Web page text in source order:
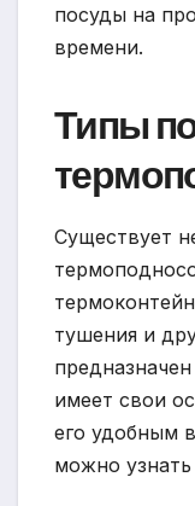
посуды на
времени.
Типы
Существует
тушения и
имеет свои
его удобным
можно